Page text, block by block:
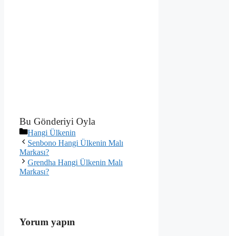
Bu Gönderiyi Oyla
Kategoriler
Hangi Ülkenin
Senbono Hangi Ülkenin Malı
Markası?
Grendha Hangi Ülkenin Malı
Markası?
Yorum yapın